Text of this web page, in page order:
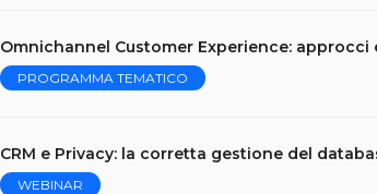
Omnichannel Customer Experience:
PROGRAMMA TEMATICO
CRM e Privacy: la corretta gestione del
WEBINAR